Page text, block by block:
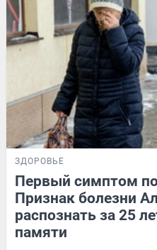
ЗДОРОВЬЕ
Первый симптом
Признак болезни
распознать за 25
памяти